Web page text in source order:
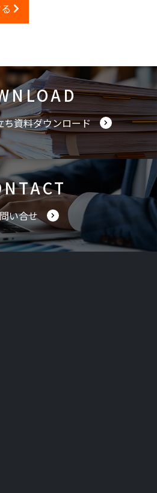
ち資料ダウンロード
い合せ